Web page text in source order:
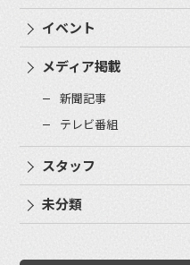
イベント
メディア掲載
新聞記事
テレビ番組
スタッフ
未分類